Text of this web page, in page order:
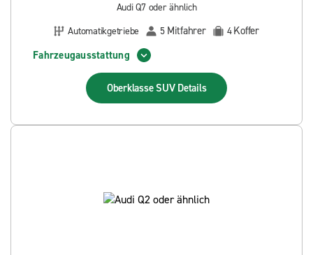
Audi Q7 oder ähnlich
Automatikgetriebe
5 Mitfahrer 4Koffer
Fahrzeugausstattung
Oberklasse SUV Details